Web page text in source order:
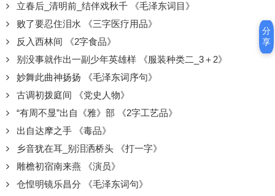
立春后_清明前_结伴戏秋千 《毛泽东词目》
败了要忍住泪水 《三字医疗用品》
反入西林间 《2字食品》
别没事就作出一副少年英雄样 《服装种类二_3＋2》
妙舞此曲神扬扬 《毛泽东词序句》
古调初拨庭间 《党史人物》
“有周不显”出自《雅》部 《2字工艺品》
出自达摩之手 《毒品》
乡音犹在耳_别泪洒桥头 《打一字》
雕檐初宿南来燕 《演员》
仓惶明镜乐昌分 《毛泽东词句》
分
享